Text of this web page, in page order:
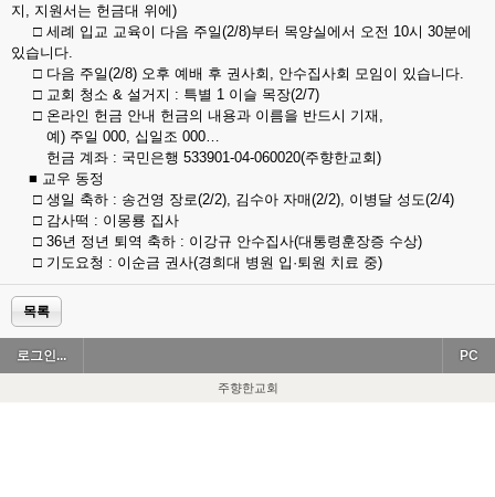
지, 지원서는 헌금대 위에)
□ 세례 입교 교육이 다음 주일(2/8)부터 목양실에서 오전 10시 30분에
있습니다.
□ 다음 주일(2/8) 오후 예배 후 권사회, 안수집사회 모임이 있습니다.
□ 교회 청소 & 설거지 : 특별 1 이슬 목장(2/7)
□ 온라인 헌금 안내 헌금의 내용과 이름을 반드시 기재,
예) 주일 000, 십일조 000…
헌금 계좌 : 국민은행 533901-04-060020(주향한교회)
■ 교우 동정
□ 생일 축하 : 송건영 장로(2/2), 김수아 자매(2/2), 이병달 성도(2/4)
□ 감사떡 : 이몽룡 집사
□ 36년 정년 퇴역 축하 : 이강규 안수집사(대통령훈장증 수상)
□ 기도요청 : 이순금 권사(경희대 병원 입·퇴원 치료 중)
목록
로그인... PC
주향한교회